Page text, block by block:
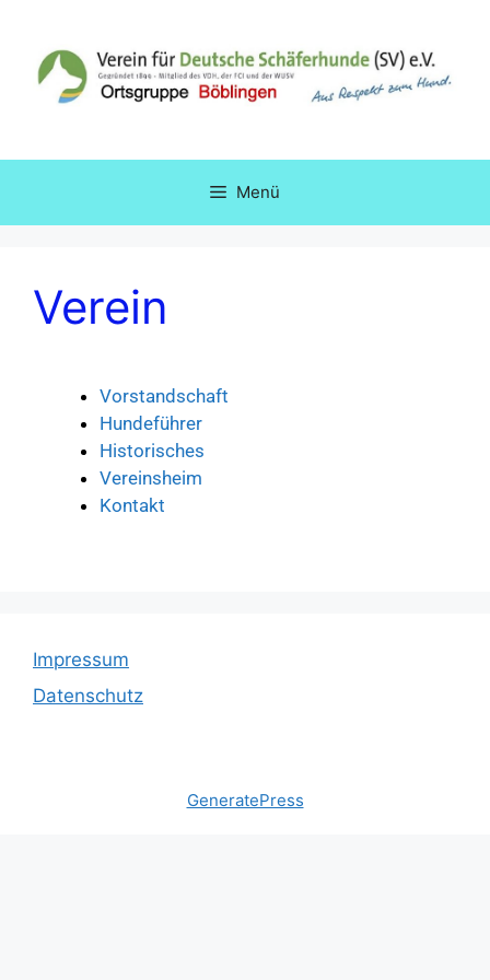
Menü
Verein
Vorstandschaft
Hundeführer
Historisches
Vereinsheim
Kontakt
Impressum
Datenschutz
GeneratePress